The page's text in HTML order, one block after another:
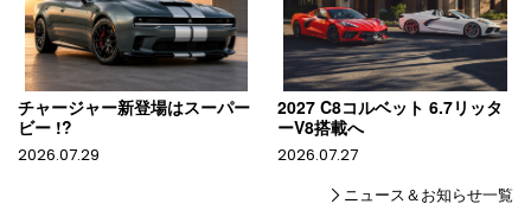
チャージャー新登場はスーパー
ビー !?
2026.07.29
2027 C8コルベット 6.7リッタ
ーV8搭載へ
2026.07.27
ニュース＆お知らせ一覧